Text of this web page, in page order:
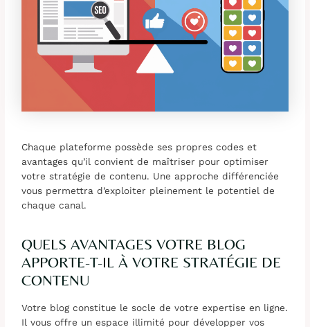
Chaque plateforme possède ses propres codes et
avantages qu’il convient de maîtriser pour optimiser
votre stratégie de contenu. Une approche différenciée
vous permettra d’exploiter pleinement le potentiel de
chaque canal.
QUELS AVANTAGES VOTRE BLOG
APPORTE-T-IL À VOTRE STRATÉGIE DE
CONTENU
Votre blog constitue le socle de votre expertise en ligne.
Il vous offre un espace illimité pour développer vos